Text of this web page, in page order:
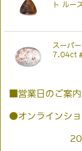
ト ルー
スーパ
7.04ct
■営業日のご案
●オンラインシ